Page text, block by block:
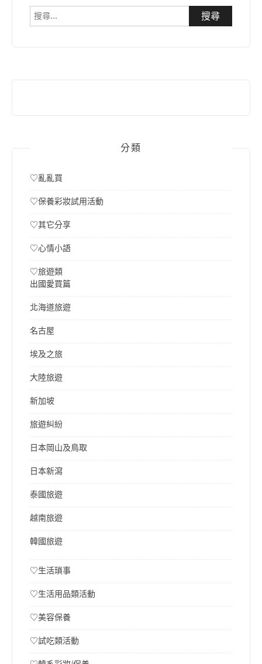
搜
分類
♡亂亂買
♡保養彩妝試用活動
♡其它分享
♡心情小語
♡旅遊類
出國愛買篇
北海道旅遊
名古屋
埃及之旅
大陸旅遊
新加坡
旅遊糾紛
日本岡山及鳥取
日本新瀉
泰國旅遊
越南旅遊
韓國旅遊
♡生活瑣事
♡生活用品類活動
♡美容保養
♡試吃類活動